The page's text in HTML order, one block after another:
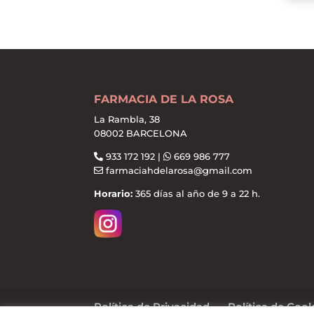
FARMACIA DE LA ROSA
La Rambla, 38
08002 BARCELONA
933 172 192 |
669 986 777
farmaciahdelarosa@gmail.com
Horario: 365 días al año de 9 a 22 h.
Política de Privacidad Política de